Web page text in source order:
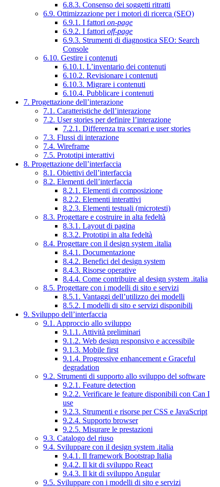
6.8.3. Consenso dei soggetti ritratti
6.9. Ottimizzazione per i motori di ricerca (SEO)
6.9.1. I fattori on-page
6.9.2. I fattori off-page
6.9.3. Strumenti di diagnostica SEO: Search
Console
6.10. Gestire i contenuti
6.10.1. L’inventario dei contenuti
6.10.2. Revisionare i contenuti
6.10.3. Migrare i contenuti
6.10.4. Pubblicare i contenuti
7. Progettazione dell’interazione
7.1. Caratteristiche dell’interazione
7.2. User stories per definire l’interazione
7.2.1. Differenza tra scenari e user stories
7.3. Flussi di interazione
7.4. Wireframe
7.5. Prototipi interattivi
8. Progettazione dell’interfaccia
8.1. Obiettivi dell’interfaccia
8.2. Elementi dell’interfaccia
8.2.1. Elementi di composizione
8.2.2. Elementi interattivi
8.2.3. Elementi testuali (microtesti)
8.3. Progettare e costruire in alta fedeltà
8.3.1. Layout di pagina
8.3.2. Prototipi in alta fedeltà
8.4. Progettare con il design system .italia
8.4.1. Documentazione
8.4.2. Benefici del design system
8.4.3. Risorse operative
8.4.4. Come contribuire al design system .italia
8.5. Progettare con i modelli di sito e servizi
8.5.1. Vantaggi dell’utilizzo dei modelli
8.5.2. I modelli di sito e servizi disponibili
9. Sviluppo dell’interfaccia
9.1. Approccio allo sviluppo
9.1.1. Attività preliminari
9.1.2. Web design responsivo e accessibile
9.1.3. Mobile first
9.1.4. Progressive enhancement e Graceful
degradation
9.2. Strumenti di supporto allo sviluppo del software
9.2.1. Feature detection
9.2.2. Verificare le feature disponibili con Can I
use
9.2.3. Strumenti e risorse per CSS e JavaScript
9.2.4. Supporto browser
9.2.5. Misurare le prestazioni
9.3. Catalogo del riuso
9.4. Sviluppare con il design system .italia
9.4.1. Il framework Bootstrap Italia
9.4.2. Il kit di sviluppo React
9.4.3. Il kit di sviluppo Angular
9.5. Sviluppare con i modelli di sito e servizi